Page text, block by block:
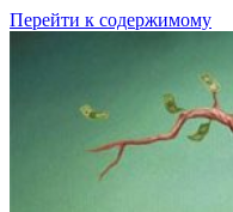
Перейти к содержимому